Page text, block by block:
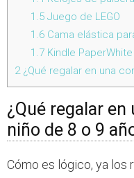
1.5Juego de LEGO
1.6Cama elástica
1.7Kindle PaperWhite
2¿Qué regalar en una
¿Qué regalar
niño de 8 o 9
Cómo es lógico, ya los